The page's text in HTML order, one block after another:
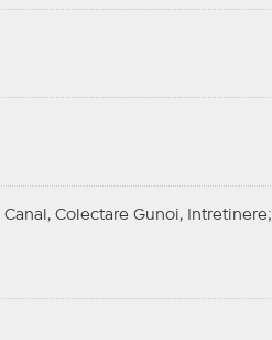
Canal, Colectare Gunoi, Intretinere;